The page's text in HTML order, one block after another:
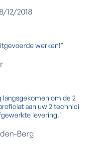
12/2018
werken!"
langsgekomen om de 2
aan uw 2 technici
levering."
Berg